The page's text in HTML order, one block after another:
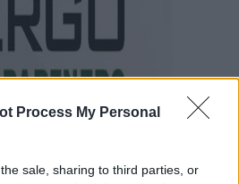
Process My Personal
sale, sharing to third parties, or